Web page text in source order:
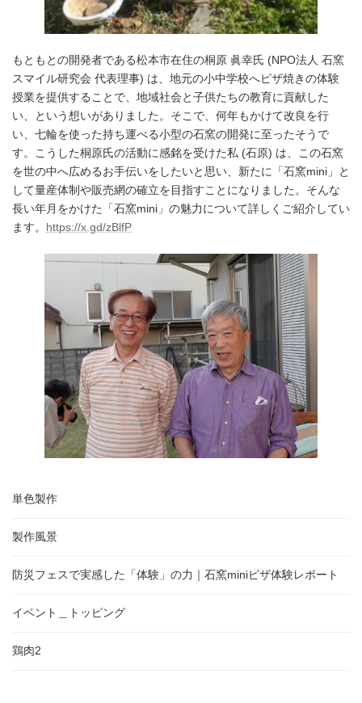
もともとの開発者である松本市在住の桐原 眞幸氏 (NPO法人 石窯
スマイル研究会 代表理事) は、地元の小中学校へピザ焼きの体験
授業を提供することで、地域社会と子供たちの教育に貢献した
い、という想いがありました。そこで、何年もかけて改良を行
い、七輪を使った持ち運べる小型の石窯の開発に至ったそうで
す。こうした桐原氏の活動に感銘を受けた私 (石原) は、この石窯
を世の中へ広めるお手伝いをしたいと思い、新たに「石窯mini」と
して量産体制や販売網の確立を目指すことになりました。そんな
長い年月をかけた「石窯mini」の魅力について詳しくご紹介してい
ます。 https://x.gd/zBlfP
単色製作
製作風景
防災フェスで実感した「体験」の力｜石窯miniピザ体験レポート
イベント＿トッピング
鶏肉2